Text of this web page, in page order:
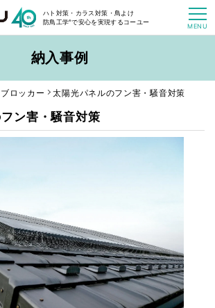
ハト対策・カラス対策・鳥よけ
防鳥工学®で安心を実現するコーユー
MENU
ードブロッカー
トワイヤー
わせ お見積り
納入事例
ロッカー 太陽光パネルのフン害・騒音対策
ン害・騒音対策